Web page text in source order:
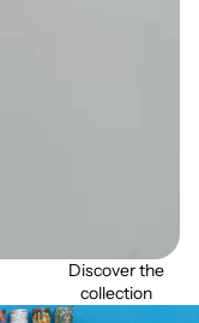
Discover the
collection